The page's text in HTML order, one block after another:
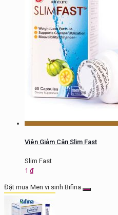
Viên Giảm Cân Slim Fast
Slim Fast
1 ₫
Đặt mua Men vi sinh Bifina